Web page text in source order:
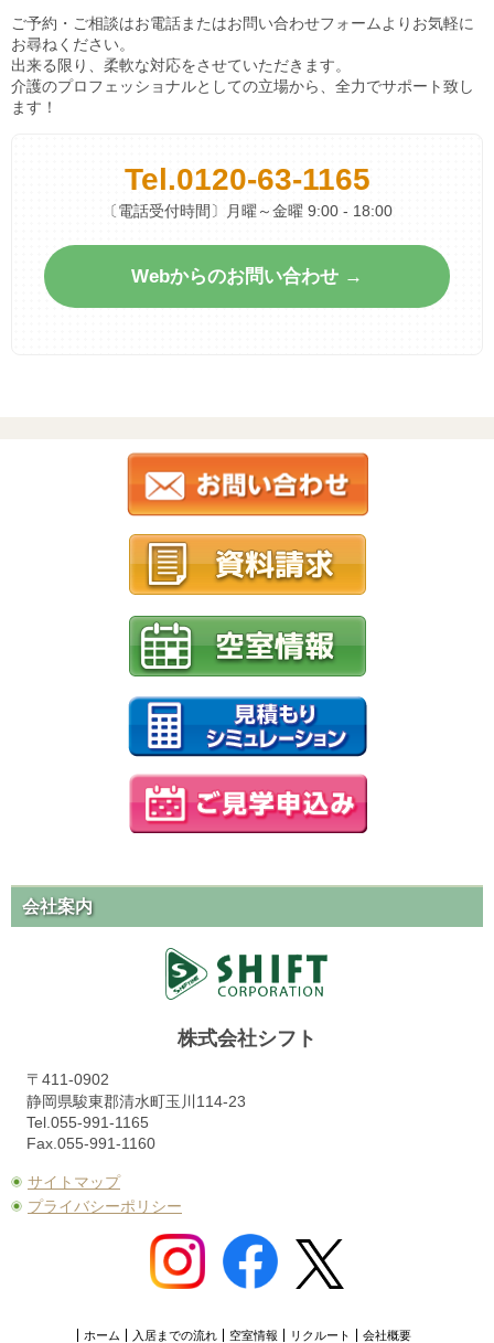
ご予約・ご相談はお電話またはお問い合わせフォームよりお気軽に
お尋ねください。
出来る限り、柔軟な対応をさせていただきます。
介護のプロフェッショナルとしての立場から、全力でサポート致し
ます！
Tel.0120-63-1165
〔電話受付時間〕月曜～金曜 9:00 - 18:00
Webからのお問い合わせ →
会社案内
株式会社シフト
〒411-0902
静岡県駿東郡清水町玉川114-23
Tel.055-991-1165
Fax.055-991-1160
サイトマップ
プライバシーポリシー
ホーム 入居までの流れ 空室情報 リクルート 会社概要